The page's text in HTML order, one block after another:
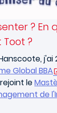
? En
?
j'ai
Global BBA
le
de